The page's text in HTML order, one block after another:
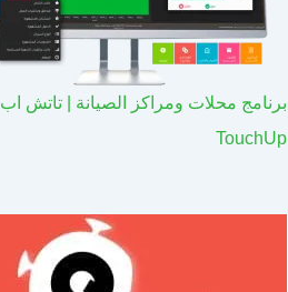
برنامج محلات ومراكز الصيانة | تاتش اب
TouchUp